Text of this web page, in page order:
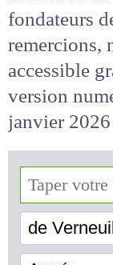
avec le
fondateurs
remercions,
accessible
sa version
de janvier
de Verneuil